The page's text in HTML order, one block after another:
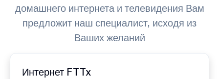
домашнего интернета и телевидения Вам
предложит наш специалист, исходя из
Ваших желаний
Интернет FTTx